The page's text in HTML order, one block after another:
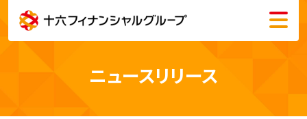
メニュー
会社情報
株主・投資家情報ニュースリリース